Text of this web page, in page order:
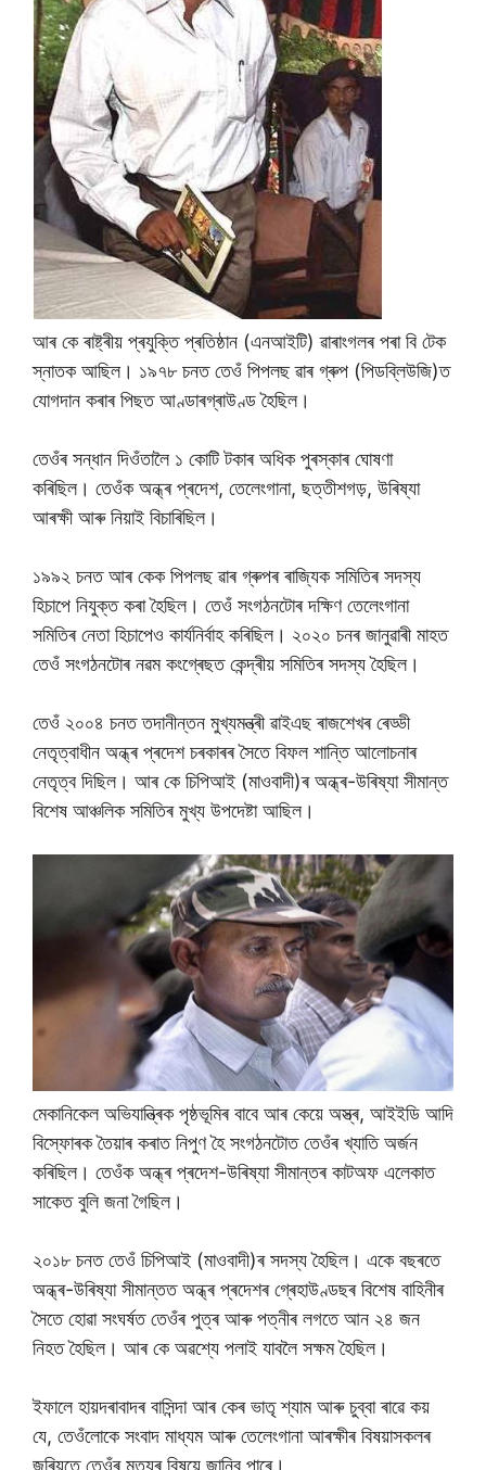
আৰ কে ৰাষ্ট্ৰীয় প্ৰযুক্তি প্ৰতিষ্ঠান (এনআইটি) ৱাৰাংগলৰ পৰা বি টেক
স্নাতক আছিল। ১৯৭৮ চনত তেওঁ পিপলছ ৱাৰ গ্ৰুপ (পিডব্লিউজি)ত
যোগদান কৰাৰ পিছত আণ্ডাৰগ্ৰাউণ্ড হৈছিল।
তেওঁৰ সন্ধান দিওঁতালৈ ১ কোটি টকাৰ অধিক পুৰস্কাৰ ঘোষণা
কৰিছিল। তেওঁক অন্ধ্ৰ প্ৰদেশ, তেলেংগানা, ছত্তীশগড়, উৰিষ্যা
আৰক্ষী আৰু নিয়াই বিচাৰিছিল।
১৯৯২ চনত আৰ কেক পিপলছ ৱাৰ গ্ৰুপৰ ৰাজ্যিক সমিতিৰ সদস্য
হিচাপে নিযুক্ত কৰা হৈছিল। তেওঁ সংগঠনটোৰ দক্ষিণ তেলেংগানা
সমিতিৰ নেতা হিচাপেও কাৰ্যনিৰ্বাহ কৰিছিল। ২০২০ চনৰ জানুৱাৰী মাহত
তেওঁ সংগঠনটোৰ নৱম কংগ্ৰেছত কেন্দ্ৰীয় সমিতিৰ সদস্য হৈছিল।
তেওঁ ২০০৪ চনত তদানীন্তন মুখ্যমন্ত্ৰী ৱাইএছ ৰাজশেখৰ ৰেড্ডী
নেতৃত্বাধীন অন্ধ্ৰ প্ৰদেশ চৰকাৰৰ সৈতে বিফল শান্তি আলোচনাৰ
নেতৃত্ব দিছিল। আৰ কে চিপিআই (মাওবাদী)ৰ অন্ধ্ৰ-উৰিষ্যা সীমান্ত
বিশেষ আঞ্চলিক সমিতিৰ মুখ্য উপদেষ্টা আছিল।
মেকানিকেল অভিযান্ত্ৰিক পৃষ্ঠভূমিৰ বাবে আৰ কেয়ে অস্ত্ৰ, আইইডি আদি
বিস্ফোৰক তৈয়াৰ কৰাত নিপুণ হৈ সংগঠনটোত তেওঁৰ খ্যাতি অৰ্জন
কৰিছিল। তেওঁক অন্ধ্ৰ প্ৰদেশ-উৰিষ্যা সীমান্তৰ কাটঅফ এলেকাত
সাকেত বুলি জনা গৈছিল।
২০১৮ চনত তেওঁ চিপিআই (মাওবাদী)ৰ সদস্য হৈছিল। একে বছৰতে
অন্ধ্ৰ-উৰিষ্যা সীমান্তত অন্ধ্ৰ প্ৰদেশৰ গ্ৰেহাউণ্ডছৰ বিশেষ বাহিনীৰ
সৈতে হোৱা সংঘৰ্ষত তেওঁৰ পুত্ৰ আৰু পত্নীৰ লগতে আন ২৪ জন
নিহত হৈছিল। আৰ কে অৱশ্যে পলাই যাবলৈ সক্ষম হৈছিল।
ইফালে হায়দৰাবাদৰ বাসিন্দা আৰ কেৰ ভাতৃ শ্যাম আৰু চুব্বা ৰাৱে কয়
যে, তেওঁলোকে সংবাদ মাধ্যম আৰু তেলেংগানা আৰক্ষীৰ বিষয়াসকলৰ
জৰিয়তে তেওঁৰ মৃত্যুৰ বিষয়ে জানিব পাৰে।